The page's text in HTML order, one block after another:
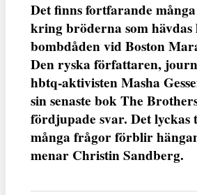
Det finns fortfarande
kring bröderna som hävdas
bombdåden vid Boston
Den ryska författaren,
hbtq-aktivisten Masha
sin senaste bok The
fördjupade svar. Det lyckas
många frågor förblir
menar Christin Sandberg.